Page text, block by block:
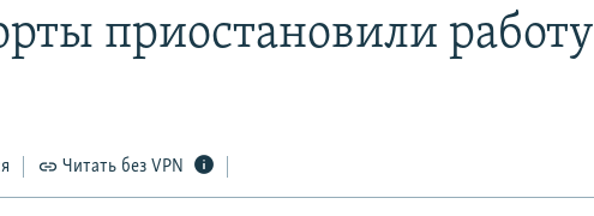
приостановили работу
Читать без VPN